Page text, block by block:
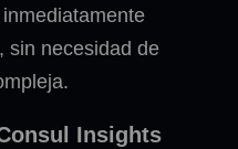
sin necesidad de
Insights